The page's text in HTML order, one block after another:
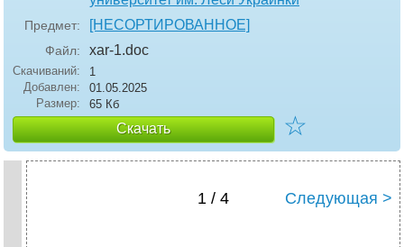
Предмет: [НЕСОРТИРОВАННОЕ]
Файл: xar-1.doc
Скачиваний:
1
Добавлен:
01.05.2025
Размер:
65 Кб
Скачать ☆
1 / 4 Следующая >